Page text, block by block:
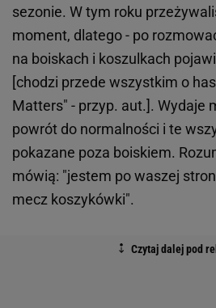
sezonie. W tym roku
moment, dlatego - po
na boiskach i koszulkach
[chodzi przede wszystkim o
Matters" - przyp. aut.]. Wydaje
powrót do normalności i te
pokazane poza boiskiem.
mówią: "jestem po waszej
mecz koszykówki".